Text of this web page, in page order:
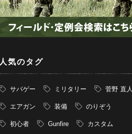
人気のタグ
サバゲー ミリタリー 菅野 直人
エアガン 装備 のりぞう
初心者 Gunfire カスタム